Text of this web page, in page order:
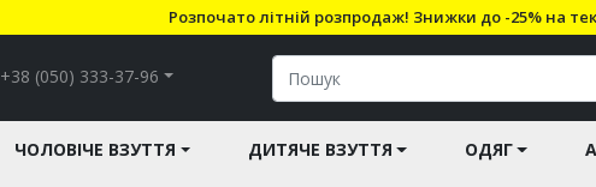
Розпочато літній розпродаж! Знижки до -25% на
+38 (050) 333-37-96
ЧОЛОВІЧЕ ВЗУТТЯ ДИТЯЧЕ ВЗУТТЯ ОДЯГ